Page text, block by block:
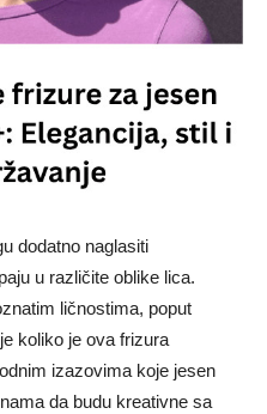
dodatno naglasiti
u različite oblike lica.
ličnostima, poput
koliko je ova frizura
izazovima koje jesen
da budu kreativne sa